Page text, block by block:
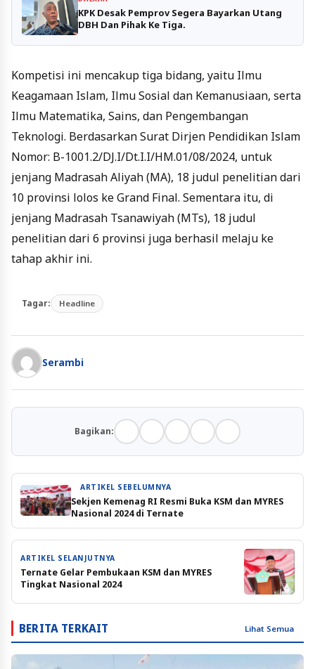
KPK Desak Pemprov Segera Bayarkan Utang
DBH Dan Pihak Ke Tiga.
Kompetisi ini mencakup tiga bidang, yaitu Ilmu
Keagamaan Islam, Ilmu Sosial dan Kemanusiaan, serta
Ilmu Matematika, Sains, dan Pengembangan
Teknologi. Berdasarkan Surat Dirjen Pendidikan Islam
Nomor: B-1001.2/DJ.I/Dt.I.I/HM.01/08/2024, untuk
jenjang Madrasah Aliyah (MA), 18 judul penelitian dari
10 provinsi lolos ke Grand Final. Sementara itu, di
jenjang Madrasah Tsanawiyah (MTs), 18 judul
penelitian dari 6 provinsi juga berhasil melaju ke
tahap akhir ini.
Tagar: Headline
Serambi
Bagikan:
ARTIKEL SEBELUMNYA
Sekjen Kemenag RI Resmi Buka KSM dan MYRES
Nasional 2024 di Ternate
ARTIKEL SELANJUTNYA
Ternate Gelar Pembukaan KSM dan MYRES
Tingkat Nasional 2024
BERITA TERKAIT Lihat Semua